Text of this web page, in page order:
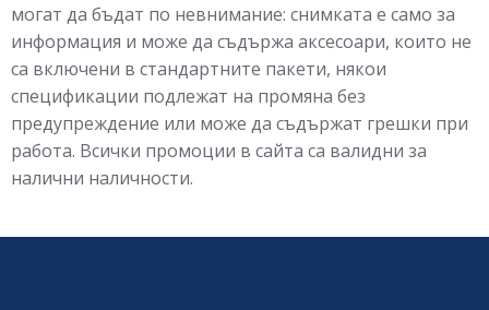
могат да бъдат по невнимание: снимката е само за
информация и може да съдържа аксесоари, които не
са включени в стандартните пакети, някои
спецификации подлежат на промяна без
предупреждение или може да съдържат грешки при
работа. Всички промоции в сайта са валидни за
налични наличности.